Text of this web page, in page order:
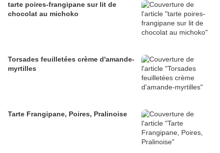
tarte poires-frangipane sur lit de
chocolat au michoko
Torsades feuilletées crème d'amande-
myrtilles
Tarte Frangipane, Poires, Pralinoise